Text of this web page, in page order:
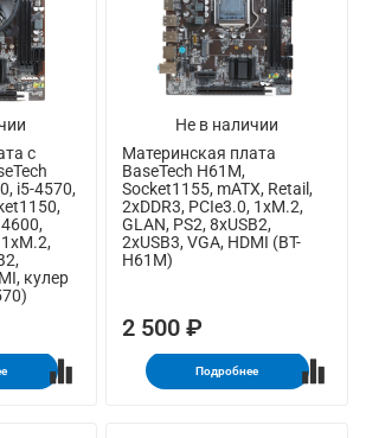
с
i5-4570,
кулер
Не в наличии
Материнская плата
BaseTech H61M,
Socket1155, mATX, Retail,
2xDDR3, PCIe3.0, 1xM.2,
GLAN, PS2, 8xUSB2,
2xUSB3, VGA, HDMI (BT-
H61M)
2 500 ₽
Подробнее